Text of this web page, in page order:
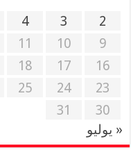
2
3
4
9
10
11
16
17
18
23
24
25
30
31
« يوليو